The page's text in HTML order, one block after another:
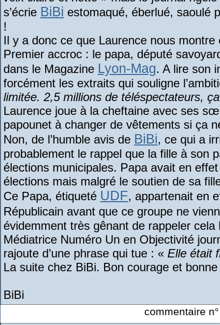
s’écrie BiBi estomaqué, éberlué, saoulé
!
Il y a donc ce que Laurence nous
Premier accroc : le papa, député
dans le Magazine Lyon-Mag. A lire son
forcément les extraits qui souligne
limitée. 2,5 millions de téléspectateurs,
Laurence joue à la cheftaine avec ses
papounet à changer de vêtements si ça
Non, de l’humble avis de BiBi, ce qui a
probablement le rappel que la fille à son
élections municipales. Papa avait en
élections mais malgré le soutien de sa
Ce Papa, étiqueté UDF, appartenait en
Républicain avant que ce groupe ne
évidemment très gênant de rappeler
Médiatrice Numéro Un en Objectivité
rajoute d’une phrase qui tue : « Elle était
La suite chez BiBi. Bon courage et
BiBi
commentaire